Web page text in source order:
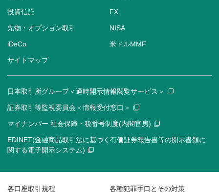
投資信託 FX
先物・オプション取引 NISA
iDeCo 米ドルMMF
サイトマップ
日本取引所グループ＜適時開示情報閲覧サービス＞
証券取引等監視委員会＜情報受付窓口＞
マイナンバー 社会保障・税番号制度(内閣官房)
EDINET(金融商品取引法に基づく有価証券報告書等の開示書類に
関する電子開示システム)
各口座取引規程 各種犯罪手口とその対策